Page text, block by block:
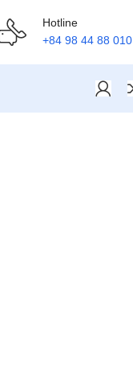
Hotline
+84 98 44 88 010